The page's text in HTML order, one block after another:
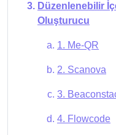
Düzenlenebilir
Oluşturucu
1. Me-QR
2. Scanova
3.
4. Flowcode